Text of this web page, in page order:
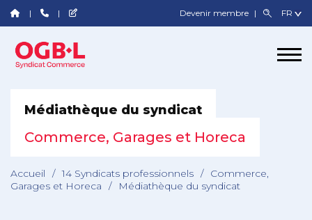
Devenir membre
Médiathèque du syndicat
Commerce, Garages et Horeca
Accueil / 14 Syndicats professionnels /
Commerce,
Garages et Horeca
/ Médiathèque du syndicat